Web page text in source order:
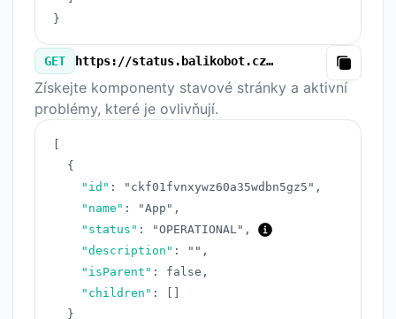
}
GET https://status.balikobot.cz/v3/components.json
Copy
Získejte komponenty stavové stránky a aktivní
problémy, které je ovlivňují.
{
"id" : "ckf01fvnxywz60a35wdbn5gz5" ,
"name" : "App" ,
"status" : "OPERATIONAL" ,
"description" : "" ,
"isParent" : false ,
"children" :
}